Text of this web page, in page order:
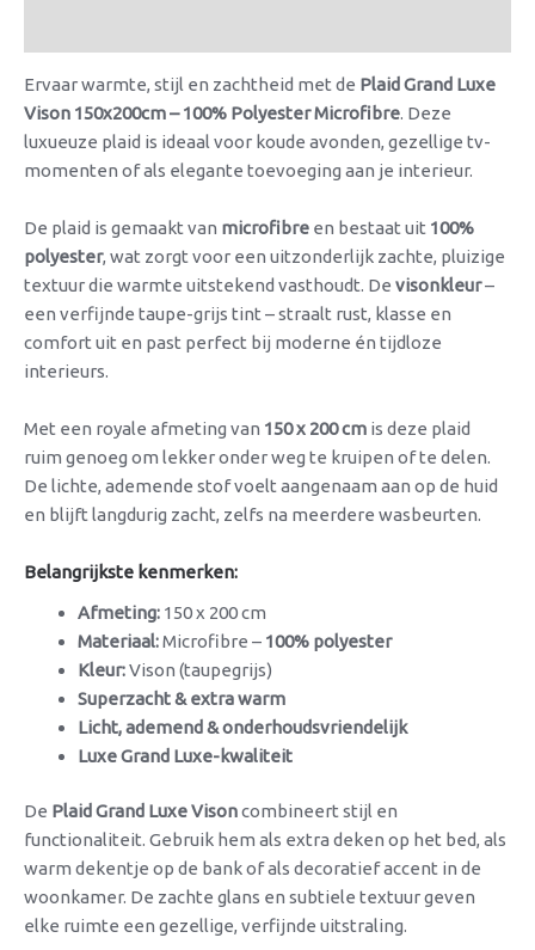
Ervaar warmte, stijl en zachtheid met de Plaid Grand Luxe
Vison 150x200cm – 100% Polyester Microfibre. Deze
luxueuze plaid is ideaal voor koude avonden, gezellige tv-
momenten of als elegante toevoeging aan je interieur.
De plaid is gemaakt van microfibre en bestaat uit 100%
polyester, wat zorgt voor een uitzonderlijk zachte, pluizige
textuur die warmte uitstekend vasthoudt. De visonkleur–
een verfijnde taupe-grijs tint – straalt rust, klasse en
comfort uit en past perfect bij moderne én tijdloze
interieurs.
Met een royale afmeting van 150 x 200 cm is deze plaid
ruim genoeg om lekker onder weg te kruipen of te delen.
De lichte, ademende stof voelt aangenaam aan op de huid
en blijft langdurig zacht, zelfs na meerdere wasbeurten.
Belangrijkste kenmerken:
Afmeting: 150 x 200 cm
Materiaal:Microfibre – 100% polyester
Kleur:Vison (taupegrijs)
Superzacht & extra warm
Licht, ademend & onderhoudsvriendelijk
Luxe Grand Luxe-kwaliteit
De Plaid Grand Luxe Visoncombineert stijl en
functionaliteit. Gebruik hem als extra deken op het bed, als
warm dekentje op de bank of als decoratief accent in de
woonkamer. De zachte glans en subtiele textuur geven
elke ruimte een gezellige, verfijnde uitstraling.